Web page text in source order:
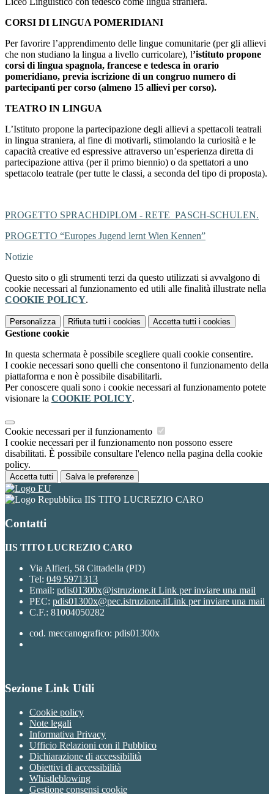
CORSI DI LINGUA POMERIDIANI
Per favorire l’apprendimento delle lingue comunitarie (per gli allievi
che non studiano la lingua a livello curricolare), l’istituto propone
corsi di lingua spagnola, francese e tedesca in orario
pomeridiano, previa iscrizione di un congruo numero di
partecipanti per corso (almeno 15 allievi per corso).
TEATRO IN LINGUA
L’Istituto propone la partecipazione degli allievi a spettacoli teatrali
in lingua straniera, al fine di motivarli, stimolando la curiosità e le
capacità creative ed espressive attraverso un’esperienza diretta di
partecipazione attiva (per il primo biennio) o da spettatori a uno
spettacolo teatrale (per tutte le classi, a seconda del tipo di proposta).
PROGETTO SPRACHDIPLOM - RETE PASCH-SCHULEN.
PROGETTO “Europes Jugend lernt Wien Kennen”
Notizie
Questo sito o gli strumenti terzi da questo utilizzati si avvalgono di
cookie necessari al funzionamento ed utili alle finalità illustrate nella
COOKIE POLICY.
Personalizza Rifiuta tutti i cookies Accetta tutti i cookies
Gestione cookie
In questa schermata è possibile scegliere quali cookie consentire.
I cookie necessari sono quelli che consentono il funzionamento della
piattaforma e non è possibile disabilitarli.
Per conoscere quali sono i cookie necessari al funzionamento potete
visionare la COOKIE POLICY.
Cookie necessari per il funzionamento
I cookie necessari per il funzionamento non possono essere
disabilitati. È possibile consultare l'elenco nella pagina della cookie
policy.
Accetta tutti Salva le preferenze
IIS TITO LUCREZIO CARO
Contatti
IIS TITO LUCREZIO CARO
Via Alfieri, 58 Cittadella (PD)
Tel: 049 5971313
Email: pdis01300x@istruzione.it Link per inviare una mail
PEC: pdis01300x@pec.istruzione.itLink per inviare una mail
C.F.: 81004050282
cod. meccanografico: pdis01300x
Sezione Link Utili
Cookie policy
Note legali
Informativa Privacy
Ufficio Relazioni con il Pubblico
Dichiarazione di accessibilità
Obiettivi di accessibilità
Whistleblowing
Gestione consensi cookie